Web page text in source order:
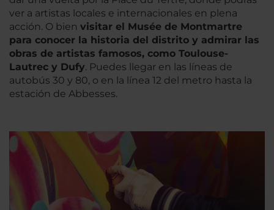
ver a artistas locales e internacionales en plena
acción. O bien visitar el Musée de Montmartre
para conocer la historia del distrito y admirar las
obras de artistas famosos, como Toulouse-
Lautrec y Dufy. Puedes llegar en las líneas de
autobús 30 y 80, o en la línea 12 del metro hasta la
estación de Abbesses.